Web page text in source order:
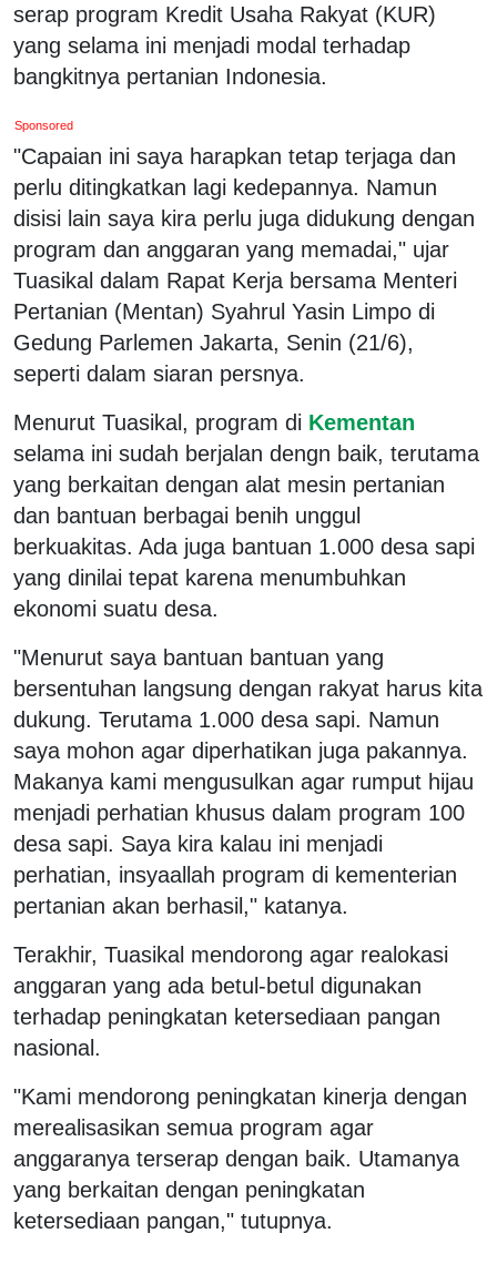
serap program Kredit Usaha Rakyat (KUR)
yang selama ini menjadi modal terhadap
bangkitnya pertanian Indonesia.
Sponsored
"Capaian ini saya harapkan tetap terjaga dan
perlu ditingkatkan lagi kedepannya. Namun
disisi lain saya kira perlu juga didukung dengan
program dan anggaran yang memadai," ujar
Tuasikal dalam Rapat Kerja bersama Menteri
Pertanian (Mentan) Syahrul Yasin Limpo di
Gedung Parlemen Jakarta, Senin (21/6),
seperti dalam siaran persnya.
Menurut Tuasikal, program di Kementan
selama ini sudah berjalan dengn baik, terutama
yang berkaitan dengan alat mesin pertanian
dan bantuan berbagai benih unggul
berkuakitas. Ada juga bantuan 1.000 desa sapi
yang dinilai tepat karena menumbuhkan
ekonomi suatu desa.
"Menurut saya bantuan bantuan yang
bersentuhan langsung dengan rakyat harus kita
dukung. Terutama 1.000 desa sapi. Namun
saya mohon agar diperhatikan juga pakannya.
Makanya kami mengusulkan agar rumput hijau
menjadi perhatian khusus dalam program 100
desa sapi. Saya kira kalau ini menjadi
perhatian, insyaallah program di kementerian
pertanian akan berhasil," katanya.
Terakhir, Tuasikal mendorong agar realokasi
anggaran yang ada betul-betul digunakan
terhadap peningkatan ketersediaan pangan
nasional.
"Kami mendorong peningkatan kinerja dengan
merealisasikan semua program agar
anggaranya terserap dengan baik. Utamanya
yang berkaitan dengan peningkatan
ketersediaan pangan," tutupnya.